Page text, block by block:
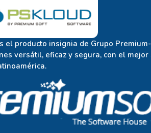
el producto insignia de Grupo
versátil, eficaz y segura, con el